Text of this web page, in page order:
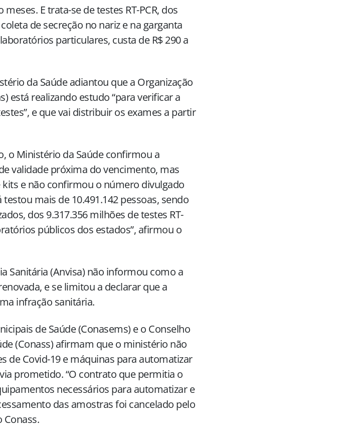
E trata-se de testes RT-PCR, dos
de secreção no nariz e na garganta
particulares, custa de R$ 290 a
da Saúde adiantou que a Organização
está realizando estudo “para verificar a
e que vai distribuir os exames a partir
o Ministério da Saúde confirmou a
validade próxima do vencimento, mas
e não confirmou o número divulgado
mais de 10.491.142 pessoas, sendo
dos 9.317.356 milhões de testes RT-
públicos dos estados”, afirmou o
Sanitária (Anvisa) não informou como a
e se limitou a declarar que a
infração sanitária.
de Saúde (Conasems) e o Conselho
(Conass) afirmam que o ministério não
de Covid-19 e máquinas para automatizar
prometido. “O contrato que permitia o
necessários para automatizar e
das amostras foi cancelado pelo
Conass.